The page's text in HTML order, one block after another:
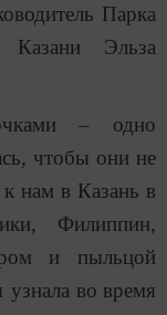
Парка
Эльза
– одно
чтобы они не
к нам в Казань в
Филиппин,
и пыльцой
во время